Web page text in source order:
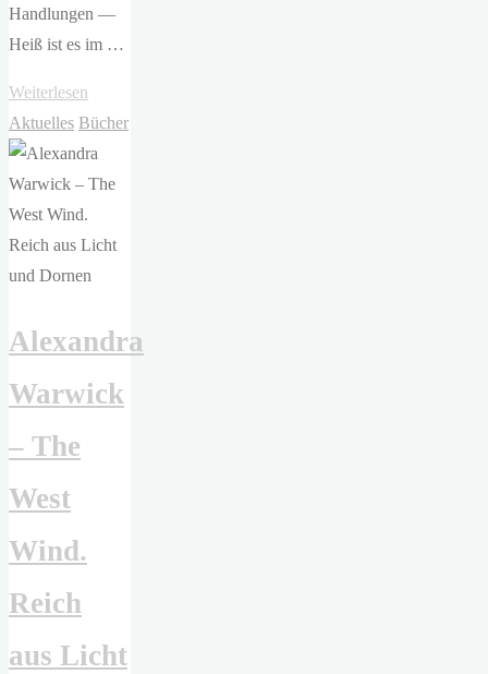
Handlungen —
Heiß ist es im …
Weiterlesen
Warwick
–
The
Wind.
Reich
Blut
Gold"
Aktuelles Bücher
Alexandra
Warwick
– The
West
Wind.
Reich
aus Licht